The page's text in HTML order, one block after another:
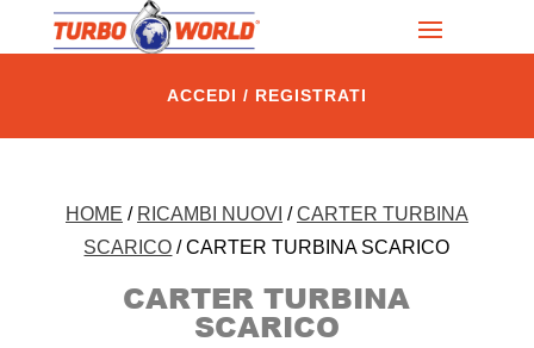
ACCEDI / REGISTRATI
HOME / RICAMBI NUOVI /CARTER TURBINA
SCARICO / CARTER TURBINA SCARICO
CARTER TURBINA
SCARICO